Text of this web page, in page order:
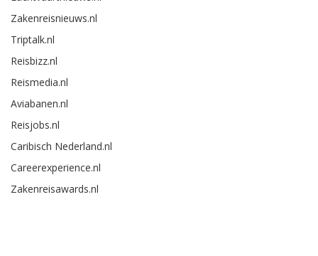
Zakenreisnieuws.nl
Triptalk.nl
Reisbizz.nl
Reismedia.nl
Aviabanen.nl
Reisjobs.nl
Caribisch Nederland.nl
Careerexperience.nl
Zakenreisawards.nl